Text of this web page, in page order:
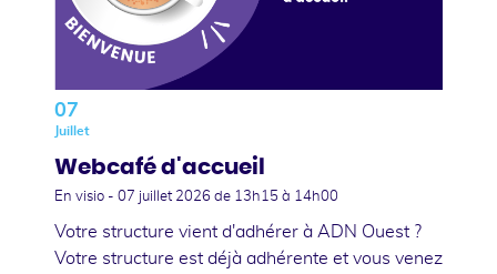
07
Juillet
Webcafé d'accueil
En visio - 07 juillet 2026 de 13h15 à 14h00
Votre structure vient d'adhérer à ADN Ouest ?
Votre structure est déjà adhérente et vous venez